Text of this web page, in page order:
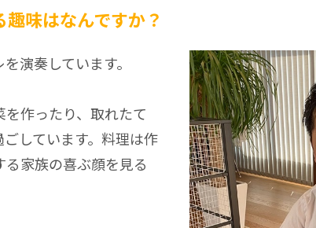
味はなんですか？
演奏しています。
作ったり、取れたて
しています。料理は作
家族の喜ぶ顔を見る